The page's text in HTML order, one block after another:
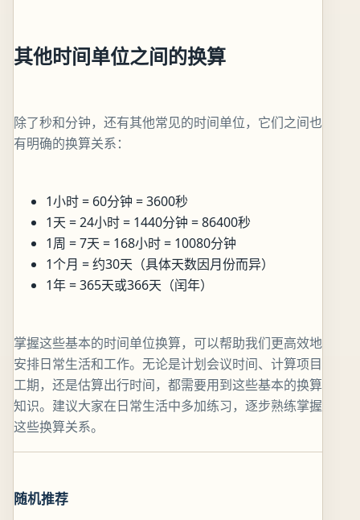
其他时间单位之间的换算
除了秒和分钟，还有其他常见的时间单位，它们之间也
有明确的换算关系：
1小时 = 60分钟 = 3600秒
1天 = 24小时 = 1440分钟 = 86400秒
1周 = 7天 = 168小时 = 10080分钟
1个月 = 约30天（具体天数因月份而异）
1年 = 365天或366天（闰年）
掌握这些基本的时间单位换算，可以帮助我们更高效地
安排日常生活和工作。无论是计划会议时间、计算项目
工期，还是估算出行时间，都需要用到这些基本的换算
知识。建议大家在日常生活中多加练习，逐步熟练掌握
这些换算关系。
随机推荐